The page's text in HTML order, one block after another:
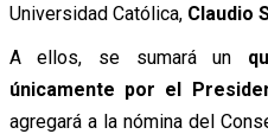
Universidad Católica, Claudio
A ellos, se sumará un
únicamente por el
agregará a la nómina del